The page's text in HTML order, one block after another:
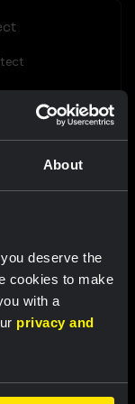
About
deserve the
cookies to make
with a
privacy and
| Lease a
bundel
| Lease a